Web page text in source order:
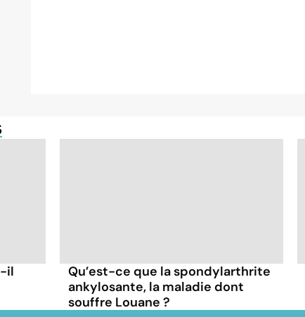
il
Qu’est-ce que la spondylarthrite
ankylosante, la maladie dont
souffre Louane ?